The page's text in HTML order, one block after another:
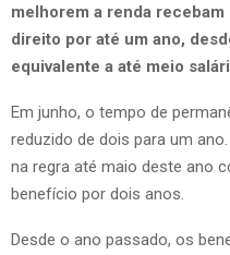
melhorem a renda
direito por até um ano,
equivalente a até meio
Em junho, o tempo de
reduzido de dois para um
na regra até maio deste ano
benefício por dois anos.
Desde o ano passado, os